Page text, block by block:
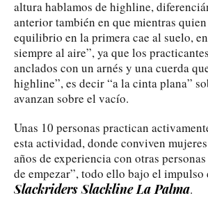
altura hablamos de highline,
anterior también en que mientras
equilibrio en la primera cae al suelo,
siempre al aire”, ya que los
anclados con un arnés y una cuerda
highline”, es decir “a la cinta plana”
avanzan sobre el vacío.
Unas 10 personas practican
esta actividad, donde conviven
años de experiencia con otras
de empezar”, todo ello bajo el impulso
Slackriders Slackline La Palma.